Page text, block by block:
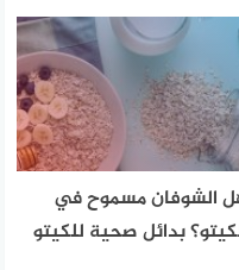
الشوفان مسموح في
بدائل صحية للكيتو